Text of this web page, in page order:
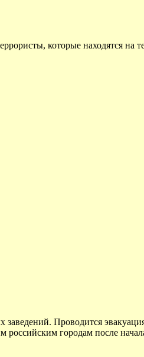
которые находятся на
Проводится
городам после